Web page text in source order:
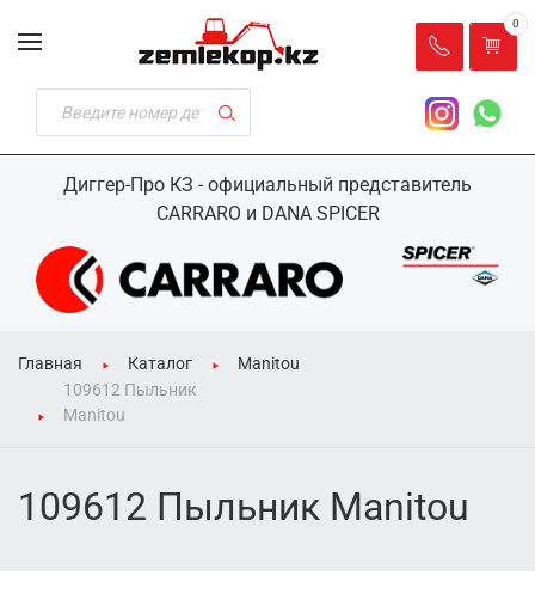
Диггер-Про КЗ - официальный представитель
CARRARO и DANA SPICER
0
Главная Каталог
Manitou
109612 Пыльник
Manitou
109612 Пыльник Manitou